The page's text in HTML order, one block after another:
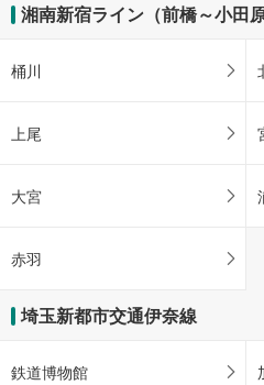
湘南新宿ライン（前橋～小田原
桶川
上尾
大宮
赤羽
埼玉新都市交通伊奈線
鉄道博物館